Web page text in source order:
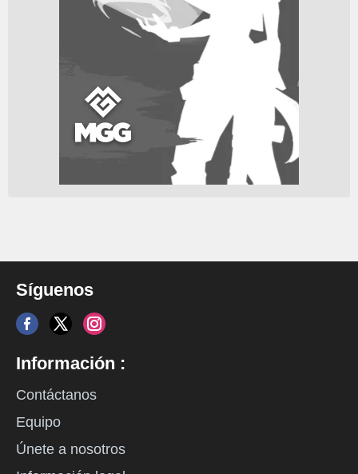
Síguenos
Información :
Contáctanos
Equipo
Únete a nosotros